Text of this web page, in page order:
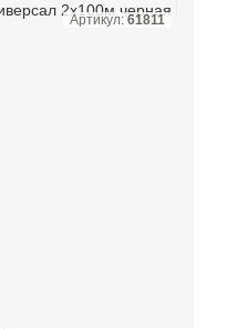
Артикул:61811